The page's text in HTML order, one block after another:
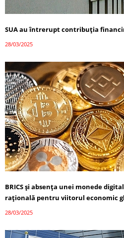
SUA au întrerupt contribuția
28/03/2025
BRICS și absența unei monede
rațională pentru viitorul economic
28/03/2025